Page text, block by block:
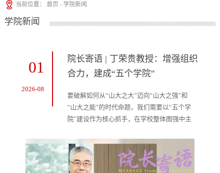
当前位置： 首页 -学院新闻
学院新闻
01
2026-08
院长寄语 | 丁荣贵教授：增强组织
合力，建成“五个学院”
要破解如何从“山大之大”迈向“山大之强”和
“山大之能”的时代命题，我们需要以“五个学
院”建设作为核心抓手，在学校整体图强中主